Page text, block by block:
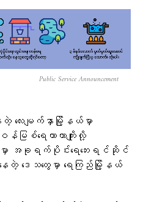
Public Service Announcement
ေးမျက်နှာမြို့နယ်မှာ
စ်ရေကာတာကျိုးလို့
အခုရက်ပိုင်းရေဘေးရင်ဆိုင်
ဒေသတွေမှာ ရေကြည်မြို့နယ်